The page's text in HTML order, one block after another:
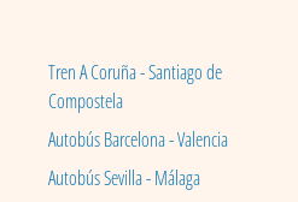
Tren A Coruña - Santiago de
Compostela
Autobús Barcelona - Valencia
Autobús Sevilla - Málaga